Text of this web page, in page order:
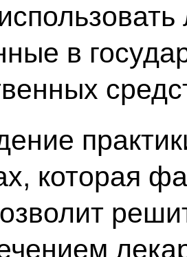
в
которая